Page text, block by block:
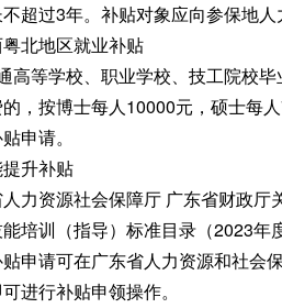
超过3年。补贴对象应向参保地
北地区就业补贴
等学校、职业学校、技工院校毕
，按博士每人10000元 ， 硕士每
申请。
升补贴
资源社会保障厅 广东省财政厅
培训（指导）标准目录（2023
申请可在广东省人力资源和社会
进行补贴申领操作。